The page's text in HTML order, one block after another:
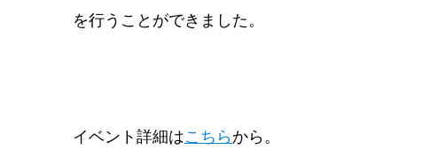
を行うことができました。
イベント詳細はこちらから。